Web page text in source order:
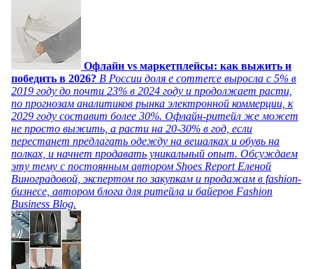
Офлайн vs маркетплейсы: как выжить и
победить в 2026? В России доля e commerce выросла с 5% в
2019 году до почти 23% в 2024 году и продолжает расти,
по прогнозам аналитиков рынка электронной коммерции, к
2029 году составит более 30%. Офлайн-ритейл же может
не просто выжить, а расти на 20-30% в год, если
перестанет предлагать одежду на вешалках и обувь на
полках, и начнет продавать уникальный опыт. Обсуждаем
эту тему с постоянным автором Shoes Report Еленой
Виноградовой, экспертом по закупкам и продажам в fashion-
бизнесе, автором блога для ритейла и байеров Fashion
Business Blog.